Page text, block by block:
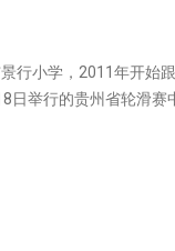
行小学，2011年开始
日举行的贵州省轮滑